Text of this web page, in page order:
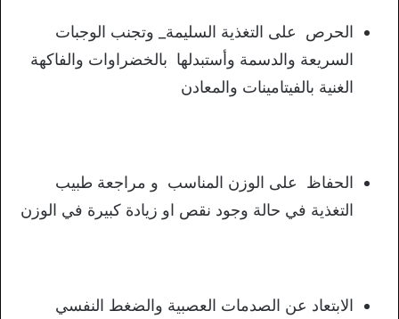
الحرص على التغذية السليمة_ وتجنب الوجبات
السريعة والدسمة وأستبدلها بالخضراوات والفاكهة
الغنية بالفيتامينات والمعادن
الحفاظ على الوزن المناسب و مراجعة طبيب
التغذية في حالة وجود نقص او زيادة كبيرة في الوزن
الابتعاد عن الصدمات العصبية والضغط النفسي